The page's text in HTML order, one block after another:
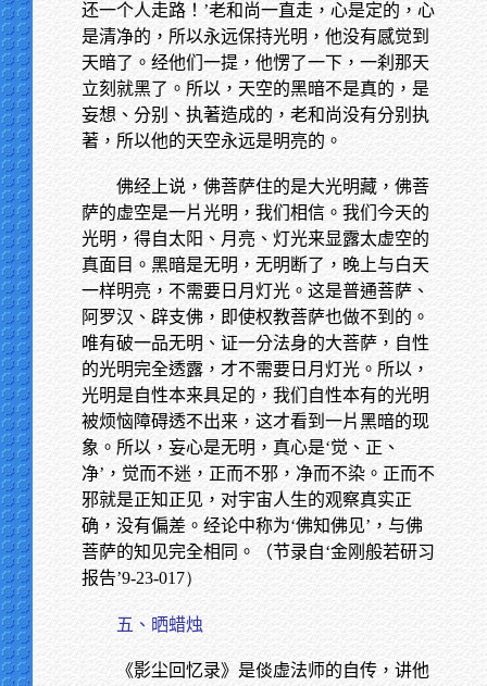
还一个人走路！’老和尚一直走，心是定的，心
是清净的，所以永远保持光明，他没有感觉到
天暗了。经他们一提，他愣了一下，一刹那天
立刻就黑了。所以，天空的黑暗不是真的，是
妄想、分别、执著造成的，老和尚没有分别执
著，所以他的天空永远是明亮的。
佛经上说，佛菩萨住的是大光明藏，佛菩
萨的虚空是一片光明，我们相信。我们今天的
光明，得自太阳、月亮、灯光来显露太虚空的
真面目。黑暗是无明，无明断了，晚上与白天
一样明亮，不需要日月灯光。这是普通菩萨、
阿罗汉、辟支佛，即使权教菩萨也做不到的。
唯有破一品无明、证一分法身的大菩萨，自性
的光明完全透露，才不需要日月灯光。所以，
光明是自性本来具足的，我们自性本有的光明
被烦恼障碍透不出来，这才看到一片黑暗的现
象。所以，妄心是无明，真心是‘觉、正、
净’，觉而不迷，正而不邪，净而不染。正而不
邪就是正知正见，对宇宙人生的观察真实正
确，没有偏差。经论中称为‘佛知佛见’，与佛
菩萨的知见完全相同。（节录自‘金刚般若研习
报告’9-23-017）
五、晒蜡烛
《影尘回忆录》是倓虚法师的自传，讲他